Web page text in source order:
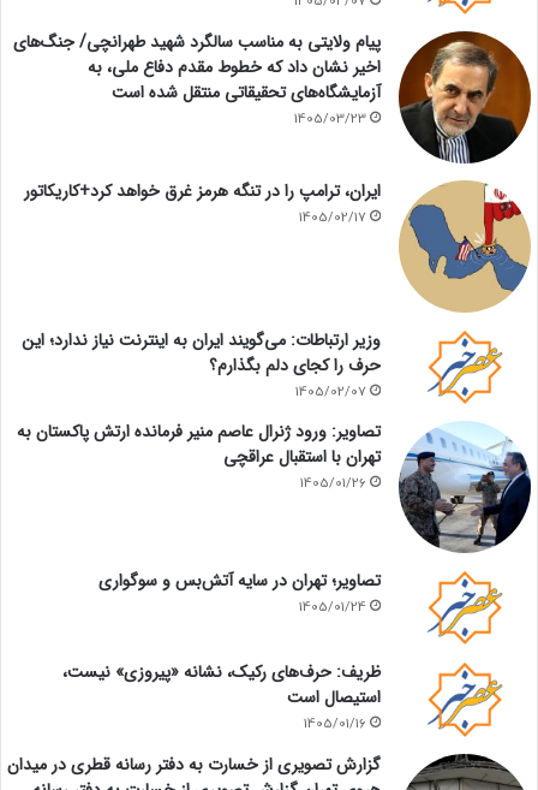
پیام ولایتی به مناسب سالگرد شهید طهرانچی/ جنگ‌های
اخیر نشان داد که خطوط مقدم دفاع ملی، به
آزمایشگاه‌های تحقیقاتی منتقل شده است
1405/03/23
ایران، ترامپ را در تنگه هرمز غرق خواهد کرد+کاریکاتور
1405/02/17
وزیر ارتباطات: می‌گویند ایران به اینترنت نیاز ندارد؛ این
حرف را کجای دلم بگذارم؟
1405/02/07
تصاویر: ورود ژنرال عاصم منیر فرمانده ارتش پاکستان به
تهران با استقبال عراقچی
1405/01/26
تصاویر؛ تهران در سایه آتش‌بس و سوگواری
1405/01/24
ظریف: حرف‌های رکیک، نشانه «پیروزی» نیست،
استیصال است
1405/01/16
گزارش تصویری از خسارت به دفتر رسانه قطری در میدان